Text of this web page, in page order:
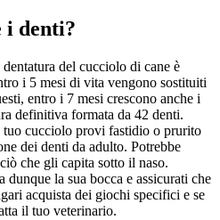
i denti?
del cucciolo di cane è
i 5 mesi di vita vengono sostituiti
entro i 7 mesi crescono anche i
definitiva formata da 42 denti.
tuo cucciolo provi fastidio o prurito
dei denti da adulto. Potrebbe
che gli capita sotto il naso.
dunque la sua bocca e assicurati che
acquista dei giochi specifici e se
il tuo veterinario.